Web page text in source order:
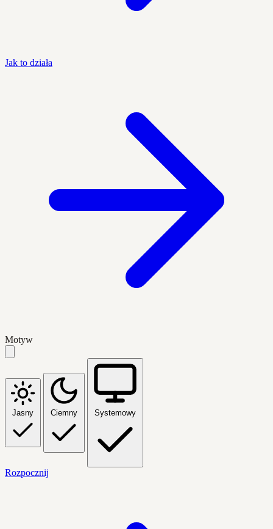
Jak to działa
Motyw
Jasny Ciemny Systemowy
Rozpocznij